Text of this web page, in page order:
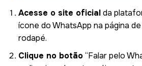
Acesse o site oficialda
ícone do WhatsApp na página
rodapé.
Clique no botão“Falar pelo